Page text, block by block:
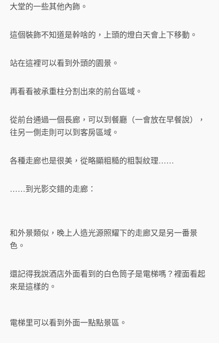
大堂的一些其他內飾。
這個裝飾不知道是幹啥的，上頭的燈白天會上下移動。
站在這裡可以看到外頭的園景。
再看看被承重柱分割出來的前台區域。
從前台通過一個長廊，可以到餐廳（一會放在早餐說），
往另一側走則可以到客房區域。
各種走廊也是很美，從略顯粗糙的粗製紋理……
……到光影交錯的走廊：
和外景類似，晚上人造光源照耀下的走廊又是另一番景
色。
還記得我說酒店外面看到的白色筒子是電梯嗎？裡面看起
來是這樣的。
電梯里可以看到外面一點點景區。